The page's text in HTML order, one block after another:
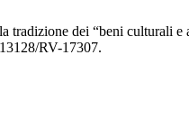
tradizione dei “beni culturali
RV-17307.